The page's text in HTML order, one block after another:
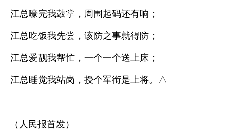
江总嚎完我鼓掌，周围起码还有响；
江总吃饭我先尝，该防之事就得防；
江总爱靓我帮忙，一个一个送上床；
江总睡觉我站岗，授个军衔是上将。△